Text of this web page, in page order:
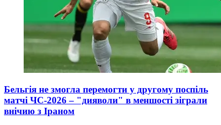
Бельгія не змогла перемогти у другому поспіль
матчі ЧС-2026 – "дияволи" в меншості зіграли
внічию з Іраном